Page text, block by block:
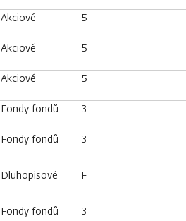
Akciové 5
Akciové 5
Akciové 5
Fondy fondů 3
Fondy fondů 3
Dluhopisové F
Fondy fondů 3